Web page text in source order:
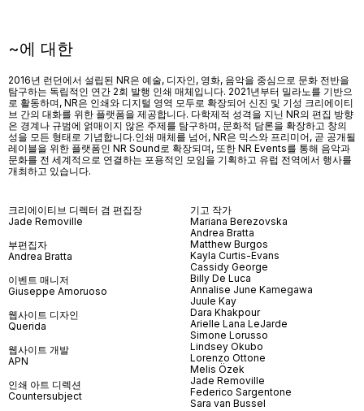
~에 대한
2016년 런던에서 설립된 NR은 예술, 디자인, 영화, 음악을 중심으로 문화 전반을
탐구하는 독립적인 연간 2회 발행 인쇄 매체입니다. 2021년부터 밀라노를 기반으
로 활동하며, NR은 인쇄와 디지털 영역 모두로 확장되어 신진 및 기성 크리에이티
브 간의 대화를 위한 플랫폼을 제공합니다. 다학제적 성격을 지닌 NR의 편집 방향
은 경계나 규범에 얽매이지 않은 주제를 탐구하며, 문화적 담론을 확장하고 창의
성을 모든 형태로 기념합니다.인쇄 매체를 넘어, NR은 믹스와 프리미어, 곧 공개될
레이블을 위한 플랫폼인 NR Sound로 확장되며, 또한 NR Events를 통해 음악과
문화를 전 세계적으로 연결하는 포용적인 모임을 기획하고 유럽 전역에서 행사를
개최하고 있습니다.
크리에이티브 디렉터 겸 편집장
Jade Removille
부편집자
Andrea Bratta
이벤트 매니저
Giuseppe Amoruoso
웹사이트 디자인
Querida
웹사이트 개발
APN
인쇄 아트 디렉션
Countersubject
기고 작가
Mariana Berezovska
Andrea Bratta
Matthew Burgos
Kayla Curtis-Evans
Cassidy George
Billy De Luca
Annalise June Kamegawa
Juule Kay
Dara Khakpour
Arielle Lana LeJarde
Simone Lorusso
Lindsey Okubo
Lorenzo Ottone
Melis Özek
Jade Removille
Federico Sargentone
Sara van Bussel